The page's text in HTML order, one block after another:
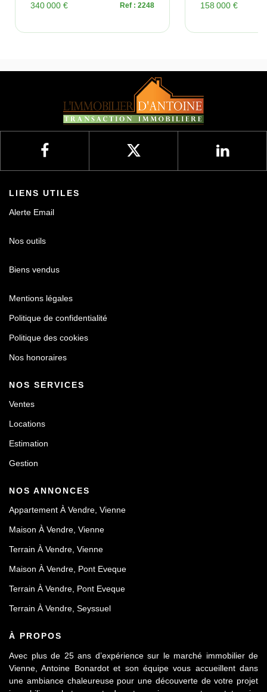
340 000 € Ref : 2248 158 000 €
LIENS UTILES
Alerte Email
Nos outils
Biens vendus
Mentions légales
Politique de confidentialité
Politique des cookies
Nos honoraires
NOS SERVICES
Ventes
Locations
Estimation
Gestion
NOS ANNONCES
Appartement À Vendre, Vienne
Maison À Vendre, Vienne
Terrain À Vendre, Vienne
Maison À Vendre, Pont Eveque
Terrain À Vendre, Pont Eveque
Terrain À Vendre, Seyssuel
À PROPOS
Avec plus de 25 ans d’expérience sur le marché immobilier de
Vienne, Antoine Bonardot et son équipe vous accueillent dans
une ambiance chaleureuse pour une découverte de votre projet